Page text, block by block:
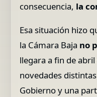
consecuencia, la
Esa situación hizo
la Cámara Baja no
llegara a fin de
novedades
Gobierno y una